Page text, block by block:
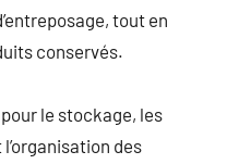
tout en
conservés.
le stockage, les
des